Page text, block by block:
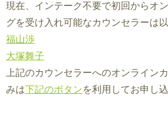
現在、インテーク不要で初回からオ
グを受け入れ可能なカウンセラーは
福山渉
大塚舞子
上記のカウンセラーへのオンライン
みは下記のボタンを利用してお申し